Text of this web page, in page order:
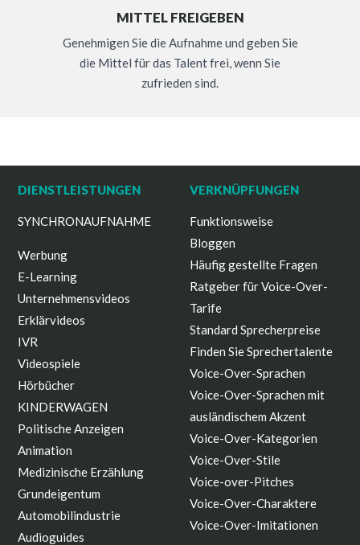
MITTEL FREIGEBEN
Genehmigen Sie die Aufnahme und geben Sie
die Mittel für das Talent frei, wenn Sie
zufrieden sind.
DIENSTLEISTUNGEN
SYNCHRONAUFNAHME
Werbung
E-Learning
Unternehmensvideos
Erklärvideos
IVR
Videospiele
Hörbücher
KINDERWAGEN
Politische Anzeigen
Animation
Medizinische Erzählung
Grundeigentum
Automobilindustrie
Audioguides
VERKNÜPFUNGEN
Funktionsweise
Bloggen
Häufig gestellte Fragen
Ratgeber für Voice-Over-
Tarife
Standard Sprecherpreise
Finden Sie Sprechertalente
Voice-Over-Sprachen
Voice-Over-Sprachen mit
ausländischem Akzent
Voice-Over-Kategorien
Voice-Over-Stile
Voice-over-Pitches
Voice-Over-Charaktere
Voice-Over-Imitationen